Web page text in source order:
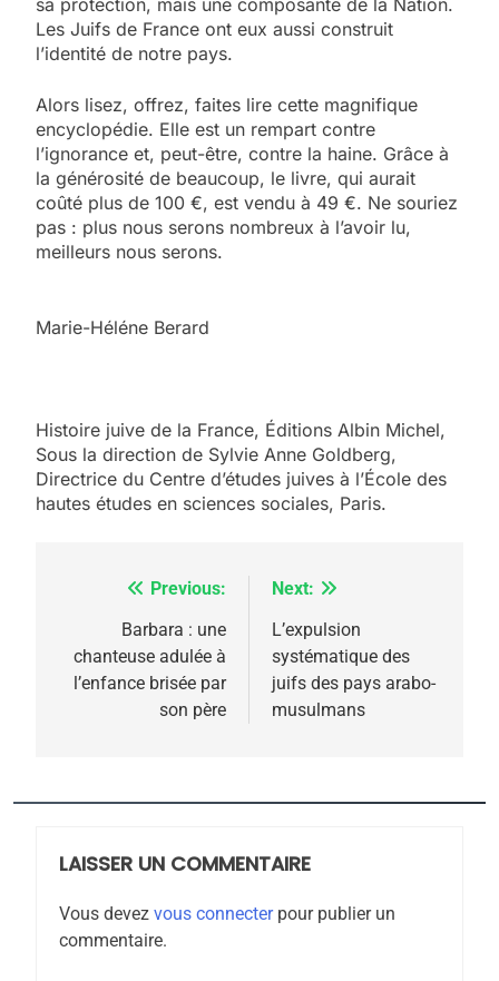
Les Juifs de France ont eux aussi construit
l’identité de notre pays.
Alors lisez, offrez, faites lire cette magnifique
encyclopédie. Elle est un rempart contre
l’ignorance et, peut-être, contre la haine. Grâce à
la générosité de beaucoup, le livre, qui aurait
coûté plus de 100 €, est vendu à 49 €. Ne souriez
pas : plus nous serons nombreux à l’avoir lu,
meilleurs nous serons.
Marie-Héléne Berard
Histoire juive de la France, Éditions Albin Michel,
Sous la direction de Sylvie Anne Goldberg,
Directrice du Centre d’études juives à l’École des
hautes études en sciences sociales, Paris.
Navigation
l’article
Previous:
Barbara : une
chanteuse adulée à
l’enfance brisée par
son père
Next:
L’expulsion
systématique des
juifs des pays arabo-
musulmans
LAISSER UN COMMENTAIRE
Vous devez vous connecterpour publier un
commentaire.
2025, l’année la plus
meurtrière selon le
rapport d’ADL contre
FRANCE ISRAÉL
FIÈRE, DIGNE ET RÉSILIENTE :
MA JUDAÏTE par Thérèse
ISRAÉL JUDAISME
7